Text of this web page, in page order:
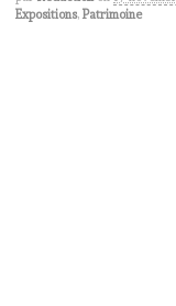
Expositions, Patrimoine